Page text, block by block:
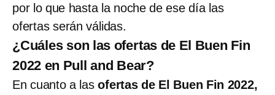
por lo que hasta la noche de ese día las
ofertas serán válidas.
¿Cuáles son las ofertas de El Buen Fin
2022 en Pull and Bear?
En cuanto a lasofertas de El Buen Fin 2022,